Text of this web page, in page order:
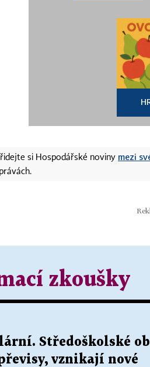
si Hospodářské noviny mezi
zkoušky
Středoškolské
vznikají nové